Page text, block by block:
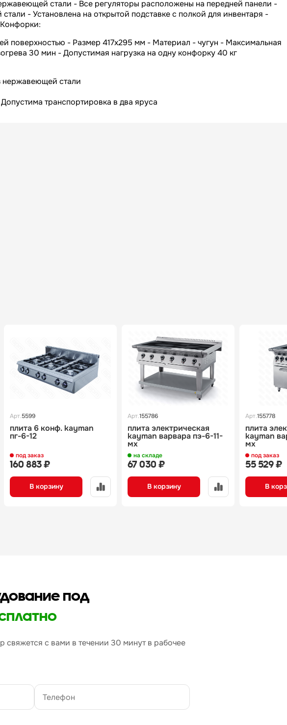
Россия
Гарантия 365
стали - Все регуляторы расположены на передней панели -
- Установлена на открытой подставке с полкой для инвентаря -
поверхностью - Размер 417х295 мм - Материал - чугун - Максимальная
30 мин - Допустимая нагрузка на одну конфорку 40 кг
нержавеющей стали
транспортировка в два яруса
Арт.5599
плита 6 конф. kayman
пг-6-12
под заказ
160 883 ₽
В корзину
Арт.155786
плита электрическая
kayman варвара пэ-6-11-
мх
на складе
67 030 ₽
В корзину
Арт.155778
плита
kayman
мх
под заказ
55 529 ₽
В
под
свяжется с вами в течении 30 минут в рабочее